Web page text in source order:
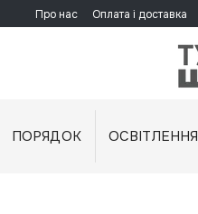
Про нас Оплата і доставка
ПОРЯДОК ОСВІТЛЕННЯ